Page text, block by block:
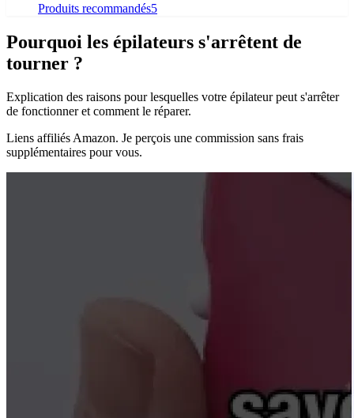
Produits recommandés5
Pourquoi les épilateurs s'arrêtent de
tourner ?
Explication des raisons pour lesquelles votre épilateur peut s'arrêter
de fonctionner et comment le réparer.
Liens affiliés Amazon. Je perçois une commission sans frais
supplémentaires pour vous.